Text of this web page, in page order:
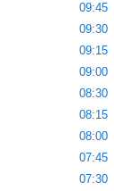
09:45
09:30
09:15
09:00
08:30
08:15
08:00
07:45
07:30